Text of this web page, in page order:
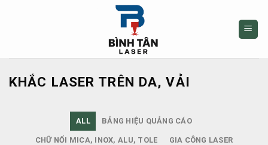
KHẮC LASER TRÊN DA, VẢI
ALL BẢNG HIỆU QUẢNG CÁO
CHỮ NỔI MICA, INOX, ALU, TOLE GIA CÔNG LASER